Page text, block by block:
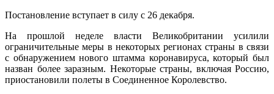
Постановление вступает в силу с 26 декабря.
На прошлой неделе власти Великобритании усилили
ограничительные меры в некоторых регионах страны в связи
с обнаружением нового штамма коронавируса, который был
назван более заразным. Некоторые страны, включая Россию,
приостановили полеты в Соединенное Королевство.